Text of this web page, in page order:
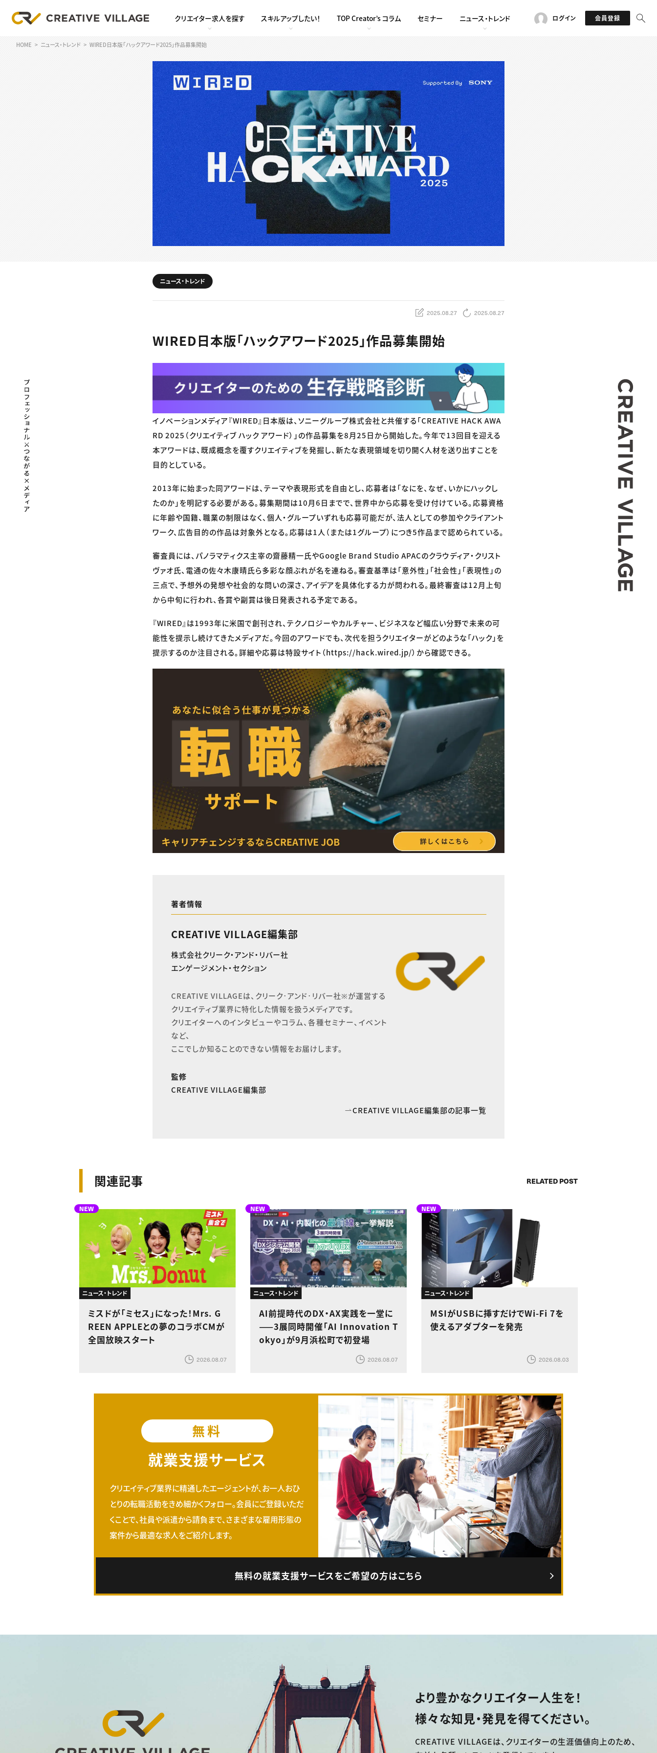
クリエイター求人を探す スキルアップしたい！ TOP Creator’s コラム セミナー ニュース・トレンド ログイン 会員登録
HOME ニュース・トレンド WIRED日本版「ハックアワード2025」作品募集開始
ニュース・トレンド
2025.08.27 2025.08.27
WIRED日本版「ハックアワード2025」作品募集開始
イノベーションメディア『WIRED』日本版は、ソニーグループ株式会社と共催する「CREATIVE HACK AWA
RD 2025（クリエイティブ ハック アワード）」の作品募集を8月25日から開始した。今年で13回目を迎える
本アワードは、既成概念を覆すクリエイティブを発掘し、新たな表現領域を切り開く人材を送り出すことを
目的としている。
2013年に始まった同アワードは、テーマや表現形式を自由とし、応募者は「なにを、なぜ、いかにハックし
たのか」を明記する必要がある。募集期間は10月6日までで、世界中から応募を受け付けている。応募資格
に年齢や国籍、職業の制限はなく、個人・グループいずれも応募可能だが、法人としての参加やクライアント
ワーク、広告目的の作品は対象外となる。応募は1人（または1グループ）につき5作品まで認められている。
審査員には、パノラマティクス主宰の齋藤精一氏やGoogle Brand Studio APACのクラウディア・クリスト
ヴァオ氏、電通の佐々木康晴氏ら多彩な顔ぶれが名を連ねる。審査基準は「意外性」「社会性」「表現性」の
三点で、予想外の発想や社会的な問いの深さ、アイデアを具体化する力が問われる。最終審査は12月上旬
から中旬に行われ、各賞や副賞は後日発表される予定である。
『WIRED』は1993年に米国で創刊され、テクノロジーやカルチャー、ビジネスなど幅広い分野で未来の可
能性を提示し続けてきたメディアだ。今回のアワードでも、次代を担うクリエイターがどのような「ハック」を
提示するのか注目される。詳細や応募は特設サイト（https://hack.wired.jp/）から確認できる。
著者情報
CREATIVE VILLAGE編集部
株式会社クリーク・アンド・リバー社
エンゲージメント・セクション
CREATIVE VILLAGEは、クリーク･アンド･リバー社※が運営する
クリエイティブ業界に特化した情報を扱うメディアです。
クリエイターへのインタビューやコラム、各種セミナー、イベント
など、
ここでしか知ることのできない情報をお届けします。
監修
CREATIVE VILLAGE編集部
CREATIVE VILLAGE編集部の記事一覧
関連記事 RELATED POST
NEW
ニュース・トレンド
ミスドが「ミセス」になった！Mrs. G
REEN APPLEとの夢のコラボCMが
全国放映スタート
2026.08.07
NEW
ニュース・トレンド
AI前提時代のDX・AX実践を一堂に
——3展同時開催「AI Innovation T
okyo」が9月浜松町で初登場
2026.08.07
NEW
ニュース・トレンド
MSIがUSBに挿すだけでWi-Fi 7を
使えるアダプターを発売
2026.08.03
無料
就業支援サービス
クリエイティブ業界に精通したエージェントが、お一人おひ
とりの転職活動をきめ細かくフォロー。会員にご登録いただ
くことで、社員や派遣から請負まで、さまざまな雇用形態の
案件から最適な求人をご紹介します。
無料の就業支援サービスをご希望の方はこちら
より豊かなクリエイター人生を！
様々な知見・発見を得てください。
CREATIVE VILLAGEは、 クリエイターの生涯価値向上のため、